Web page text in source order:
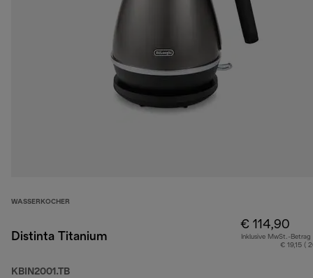
WASSERKOCHER
Distinta Titanium
KBIN2001.TB
€ 114,90
Inklusive MwSt.-Betrag
€ 19,15 (